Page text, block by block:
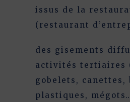
issus de la
(restaurant
des gisements
activités tertiaires
gobelets, canettes,
plastiques,